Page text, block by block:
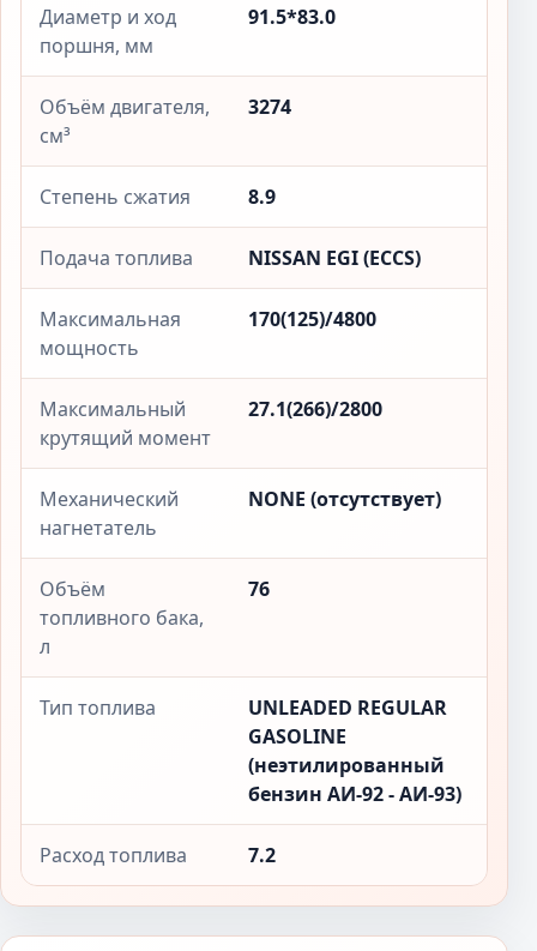
Диаметр и ход
поршня, мм
91.5*83.0
Объём двигателя,
см³
3274
Степень сжатия 8.9
Подача топлива NISSAN EGI (ECCS)
Максимальная
мощность
170(125)/4800
Максимальный
крутящий момент
27.1(266)/2800
Механический
нагнетатель
NONE (отсутствует)
Объём
топливного бака,
л
76
Тип топлива
UNLEADED REGULAR
GASOLINE
(неэтилированный
бензин АИ-92 - АИ-93)
Расход топлива 7.2